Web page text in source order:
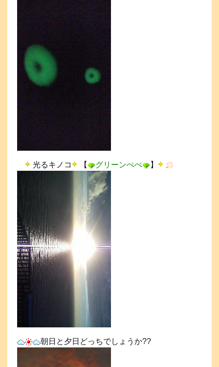
光るキノコ 【 グリーンぺぺ 】
朝日と夕日どっちでしょうか??